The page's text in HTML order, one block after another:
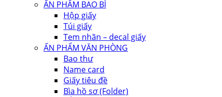
ẤN PHẨM BAO BÌ
Hộp giấy
Túi giấy
Tem nhãn – decal giấy
ẤN PHẨM VĂN PHÒNG
Bao thư
Name card
Giấy tiêu đề
Bìa hồ sơ (Folder)